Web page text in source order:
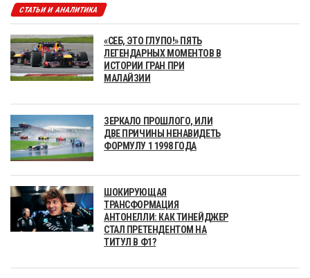
СТАТЬИ И АНАЛИТИКА
«СЕБ, ЭТО ГЛУПО!» ПЯТЬ
ЛЕГЕНДАРНЫХ МОМЕНТОВ В
ИСТОРИИ ГРАН ПРИ
МАЛАЙЗИИ
ЗЕРКАЛО ПРОШЛОГО, ИЛИ
ДВЕ ПРИЧИНЫ НЕНАВИДЕТЬ
ФОРМУЛУ 1 1998 ГОДА
ШОКИРУЮЩАЯ
ТРАНСФОРМАЦИЯ
АНТОНЕЛЛИ: КАК ТИНЕЙДЖЕР
СТАЛ ПРЕТЕНДЕНТОМ НА
ТИТУЛ В Ф1?